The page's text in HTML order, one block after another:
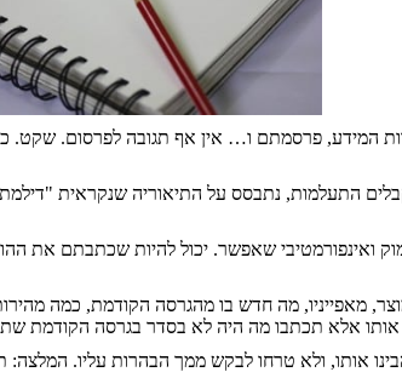
פרסמתם ו… אין אף תגובה לפרסום. שקט.
התעלמות, נתבסס על התיאוריה שנקראית "דילמת
ואינפורמטיבי שאפשר. יכול להיות שכתבתם את
מאפייניו, מה חדש בו מהגרסה הקודמת, כמה
אותו אלא תכתבו מה היה לא בסדר בגרסה הקודמת
אותו, ולא טרחו לבקש ממך הבהרות עליו.